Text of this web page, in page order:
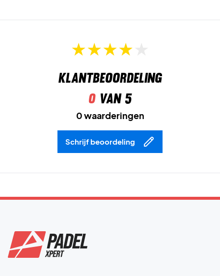
Klantbeoordeling
0van 5
0 waarderingen
Schrijf beoordeling